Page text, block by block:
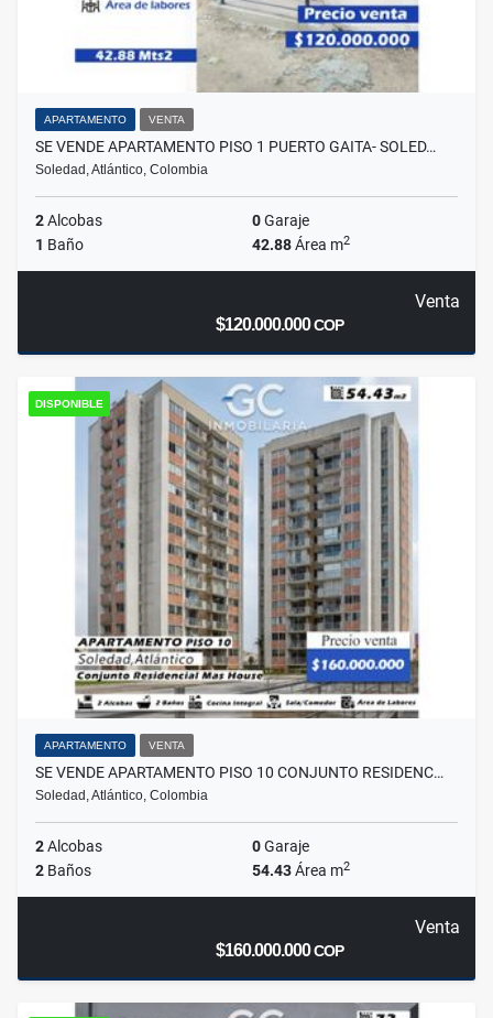
APARTAMENTO VENTA
SE VENDE APARTAMENTO PISO 1 PUERTO GAITA- SOLED…
Soledad, Atlántico, Colombia
2Alcobas 0Garaje
1 Baño 42.88Área m2
Venta
$120.000.000COP
DISPONIBLE
APARTAMENTO VENTA
SE VENDE APARTAMENTO PISO 10 CONJUNTO RESIDENC…
Soledad, Atlántico, Colombia
2Alcobas 0Garaje
2 Baños 54.43Área m2
Venta
$160.000.000COP